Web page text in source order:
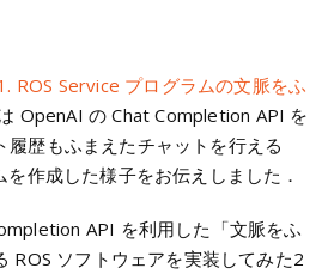
ROS Service プログラムの文脈をふ
OpenAI の Chat Completion API を
履歴もふまえたチャットを行える
作成した様子をお伝えしました．
API を利用した「文脈をふ
ROS ソフトウェアを実装してみた2